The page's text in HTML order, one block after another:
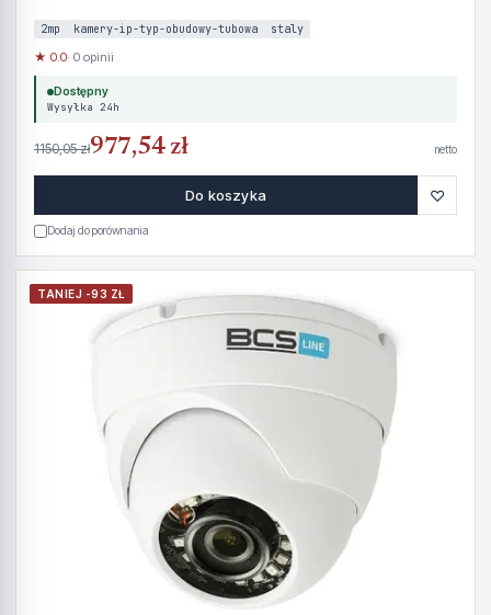
2mp kamery-ip-typ-obudowy-tubowa staly
★ 0.0· 0 opinii
Dostępny
Wysyłka 24h
1150,05 zł977,54 zł netto
Do koszyka ♡
Dodaj do porównania
TANIEJ -93 ZŁ